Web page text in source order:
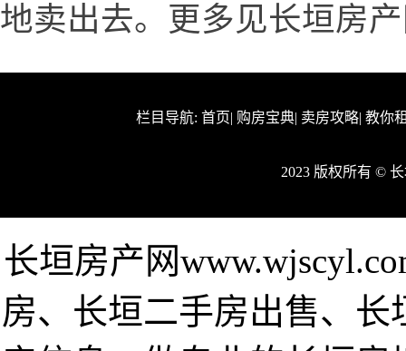
地卖出去。更多见长垣房
栏目导航: 首页| 购房宝典| 卖房攻略| 教你
2023 版权所有 ©
长垣房产网
房、长垣二手房出售、